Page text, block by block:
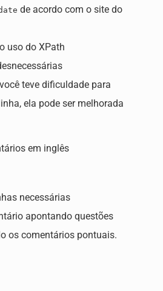
de acordo com o site do
uso do XPath
teve dificuldade para
ela pode ser melhorada
em inglês
necessárias
apontando questões
os comentários pontuais.